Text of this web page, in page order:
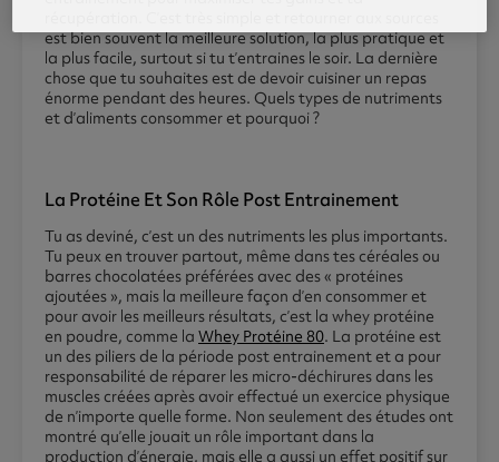
est bien souvent la meilleure solution, la plus pratique et
la plus facile, surtout si tu t’entraines le soir. La dernière
chose que tu souhaites est de devoir cuisiner un repas
énorme pendant des heures. Quels types de nutriments
et d’aliments consommer et pourquoi ?
La Protéine Et Son Rôle Post Entrainement
Tu as deviné, c’est un des nutriments les plus importants.
Tu peux en trouver partout, même dans tes céréales ou
barres chocolatées préférées avec des « protéines
ajoutées », mais la meilleure façon d’en consommer et
pour avoir les meilleurs résultats, c’est la whey protéine
en poudre, comme la Whey Protéine 80. La protéine est
un des piliers de la période post entrainement et a pour
responsabilité de réparer les micro-déchirures dans les
muscles créées après avoir effectué un exercice physique
de n’importe quelle forme. Non seulement des études ont
montré qu’elle jouait un rôle important dans la
production d’énergie, mais elle a aussi un effet positif sur